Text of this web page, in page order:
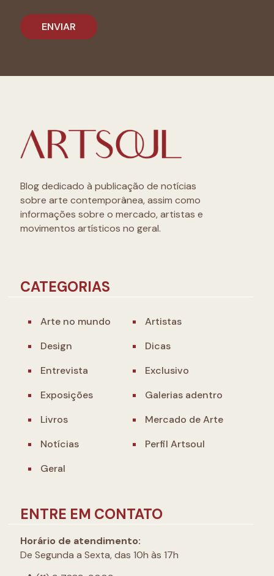
Blog dedicado à publicação de notícias
sobre arte contemporânea, assim como
informações sobre o mercado, artistas e
movimentos artísticos no geral.
CATEGORIAS
Arte no mundo
Artistas
Design
Dicas
Entrevista
Exclusivo
Exposições
Galerias adentro
Livros
Mercado de Arte
Notícias
Perfil Artsoul
Geral
ENTRE EM CONTATO
Horário de atendimento:
De Segunda a Sexta, das 10h às 17h